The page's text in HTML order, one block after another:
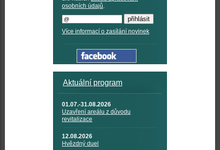
osobních údajů.
Více informací o zasílání novinek
Aktuální program
01.07.-31.08.2026
Uzavření areálu z důvodu
revitalizace
12.08.2026
Hvězdný duel